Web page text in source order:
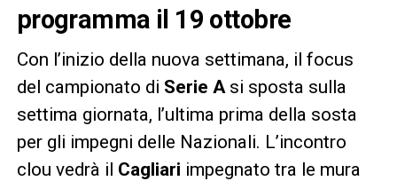
programma il 19 ottobre
Con l’inizio della nuova settimana, il focus
del campionato di Serie Asi sposta sulla
settima giornata, l’ultima prima della sosta
per gli impegni delle Nazionali. L’incontro
clou vedrà il Cagliari impegnato tra le mura